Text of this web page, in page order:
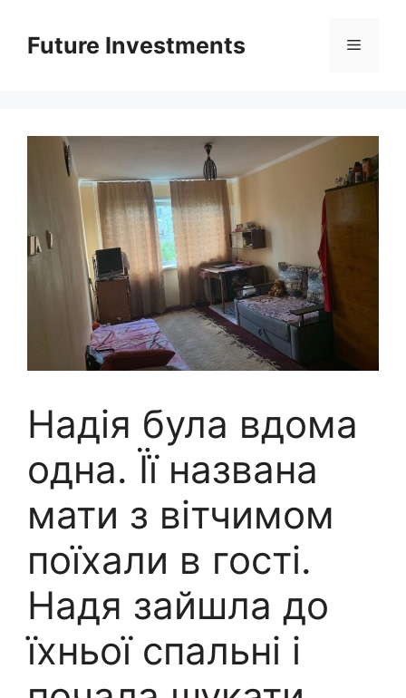
вмістуFuture Investments Меню
Надія була вдома
одна. Її названа
мати з вітчимом
поїхали в гості.
Надя зайшла до
їхньої спальні і